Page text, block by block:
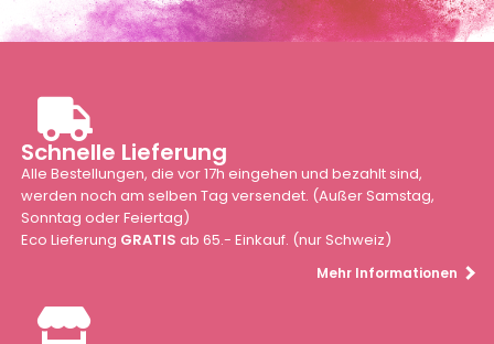
Schnelle Lieferung
Alle Bestellungen, die vor 17h eingehen und bezahlt sind,
werden noch am selben Tag versendet. (Außer Samstag,
Sonntag oder Feiertag)
Eco Lieferung GRATIS ab 65.- Einkauf. (nur Schweiz)
Mehr Informationen